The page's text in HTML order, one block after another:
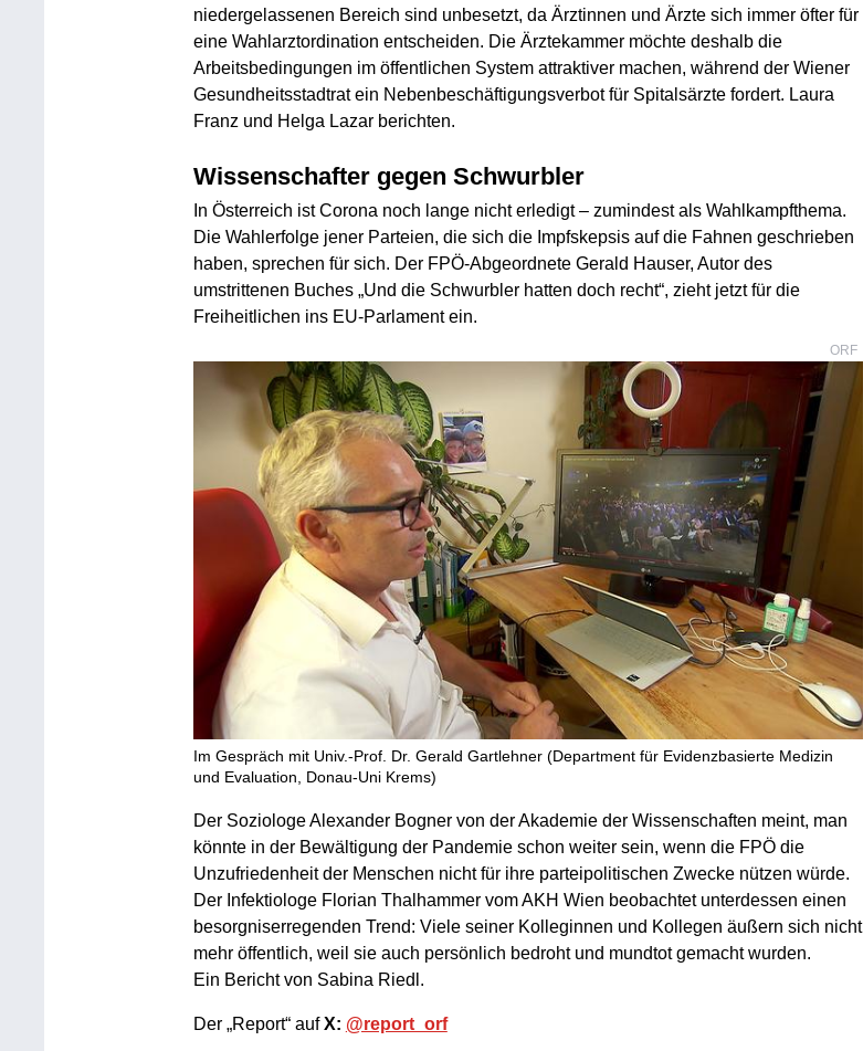
niedergelassenen Bereich sind unbesetzt, da Ärztinnen und Ärzte sich immer öfter für
eine Wahlarztordination entscheiden. Die Ärztekammer möchte deshalb die
Arbeitsbedingungen im öffentlichen System attraktiver machen, während der Wiener
Gesundheitsstadtrat ein Nebenbeschäftigungsverbot für Spitalsärzte fordert. Laura
Franz und Helga Lazar berichten.
Wissenschafter gegen Schwurbler
In Österreich ist Corona noch lange nicht erledigt – zumindest als Wahlkampfthema.
Die Wahlerfolge jener Parteien, die sich die Impfskepsis auf die Fahnen geschrieben
haben, sprechen für sich. Der FPÖ-Abgeordnete Gerald Hauser, Autor des
umstrittenen Buches „Und die Schwurbler hatten doch recht“, zieht jetzt für die
Freiheitlichen ins EU-Parlament ein.
ORF
Im Gespräch mit Univ.-Prof. Dr. Gerald Gartlehner (Department für Evidenzbasierte Medizin
und Evaluation, Donau-Uni Krems)
Der Soziologe Alexander Bogner von der Akademie der Wissenschaften meint, man
könnte in der Bewältigung der Pandemie schon weiter sein, wenn die FPÖ die
Unzufriedenheit der Menschen nicht für ihre parteipolitischen Zwecke nützen würde.
Der Infektiologe Florian Thalhammer vom AKH Wien beobachtet unterdessen einen
besorgniserregenden Trend: Viele seiner Kolleginnen und Kollegen äußern sich nicht
mehr öffentlich, weil sie auch persönlich bedroht und mundtot gemacht wurden.
Ein Bericht von Sabina Riedl.
Der „Report“ aufX: @report_orf